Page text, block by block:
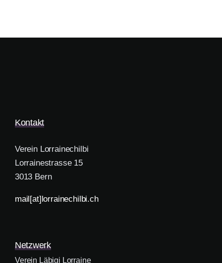
Kontakt
Verein Lorrainechilbi
Lorrainestrasse 15
3013 Bern
mail[at]lorrainechilbi.ch
Netzwerk
Verein Läbigi Lorraine